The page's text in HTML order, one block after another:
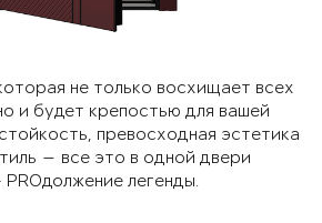
не только восхищает всех
и будет крепостью для вашей
превосходная эстетика
— все это в одной двери
PROдолжение легенды.